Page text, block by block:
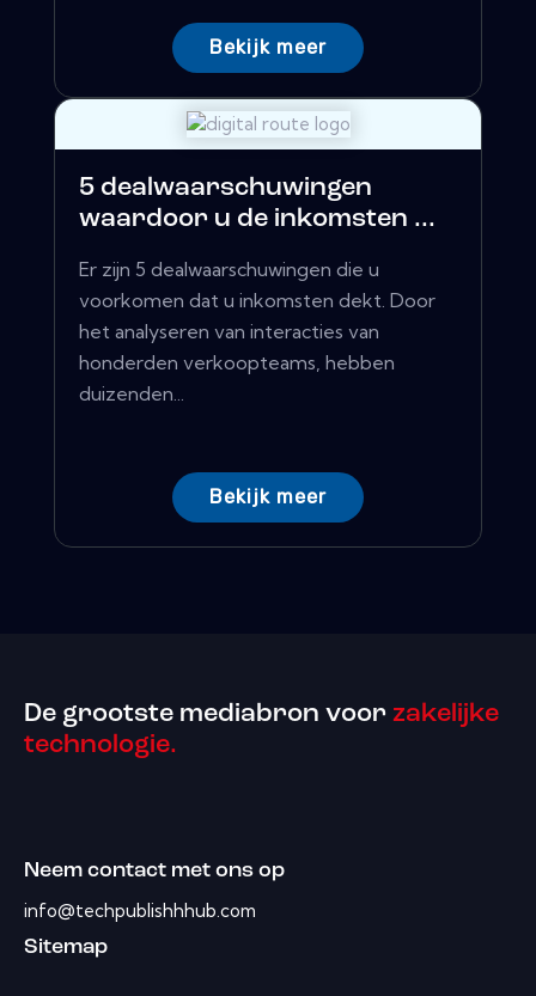
Bekijk meer
5 dealwaarschuwingen
waardoor u de inkomsten ...
Er zijn 5 dealwaarschuwingen die u
voorkomen dat u inkomsten dekt. Door
het analyseren van interacties van
honderden verkoopteams, hebben
duizenden...
Bekijk meer
De grootste mediabron voor zakelijke
technologie.
Neem contact met ons op
info@techpublishhhub.com
Sitemap